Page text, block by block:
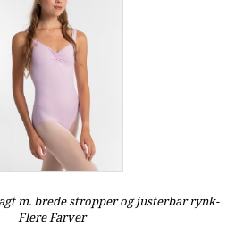
m. brede stropper og justerbar rynk-
Flere Farver